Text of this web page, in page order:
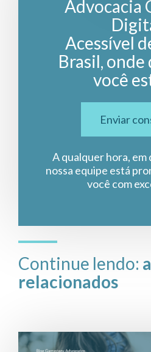
Advocacia
Acessível
Brasil, onde
você
Enviar
A qualquer hora,
nossa equipe está
você com
Continue lendo:
relacionados